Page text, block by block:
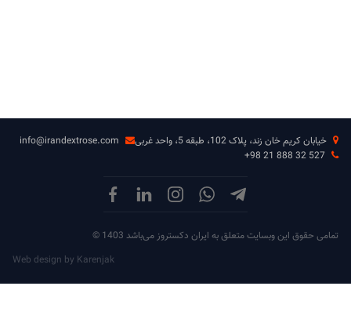
خیابان کریم خان زند، پلاک 102، طبقه 5، واحد غربی
info@irandextrose.com
+98 21 888 32 527
تمامی حقوق این وبسایت متعلق به ایران دکستروز می‌باشد 1403 ©
Web design by Karenjak